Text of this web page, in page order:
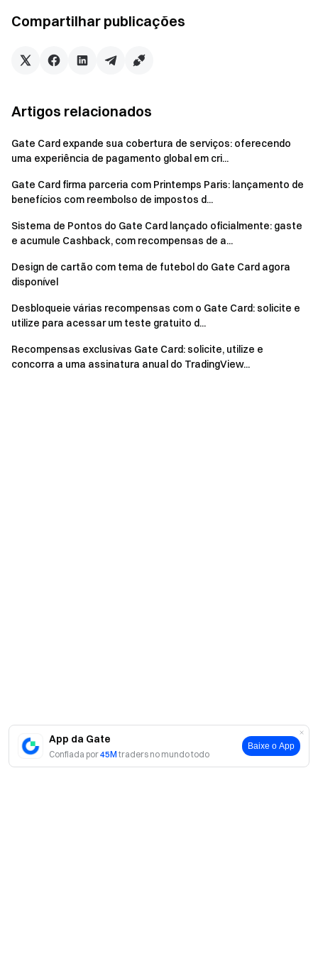
App da Gate
Confiada por45M traders no mundo todo
Baixe o App
acelerando a adoção de experiências de pagamento Web3
8 de maio de 2026
Seu portal para as criptomoedas
Negocie mais de 4,900 criptomoedas de forma segura,
rápida, e fácil
Registre-see reivindique até $10000 em recompensas de
Convide um amigoe ganhe 40% de comissão
Fique ligado
Visite o site oficial da Gate
Baixe o App | Versão Desktop da Gate
Siga-nos no X (Twitter)
para mais bônus
Participe da nossa comunidade no Telegrampara discutir
Compartilhar publicações
Artigos relacionados
Gate Card expande sua cobertura de serviços: oferecendo
uma experiência de pagamento global em cri...
Gate Card firma parceria com Printemps Paris: lançamento de
benefícios com reembolso de impostos d...
Sistema de Pontos do Gate Card lançado oficialmente: gaste
e acumule Cashback, com recompensas de a...
Design de cartão com tema de futebol do Gate Card agora
disponível
Desbloqueie várias recompensas com o Gate Card: solicite e
utilize para acessar um teste gratuito d...
Recompensas exclusivas Gate Card: solicite, utilize e
concorra a uma assinatura anual do TradingView...